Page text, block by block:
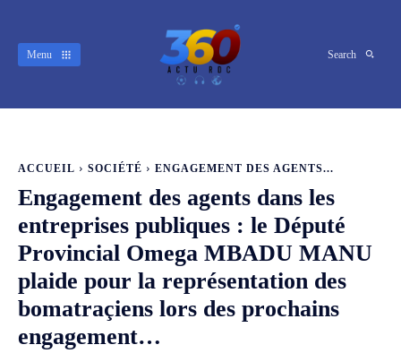
Menu Search
ACCUEIL SOCIÉTÉ ENGAGEMENT DES AGENTS...
Engagement des agents dans les
entreprises publiques : le Député
Provincial Omega MBADU MANU
plaide pour la représentation des
bomatraçiens lors des prochains
engagement…